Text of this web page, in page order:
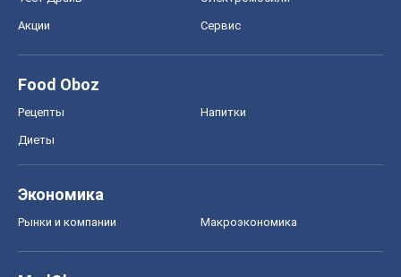
Акции Сервис
Food Oboz
Рецепты Напитки
Диеты
Экономика
Рынки и компании Mакроэкономика